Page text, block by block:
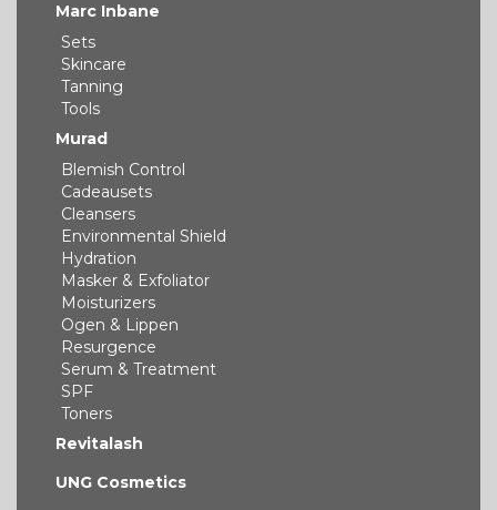
Marc Inbane
Sets
Skincare
Tanning
Tools
Murad
Blemish Control
Cadeausets
Cleansers
Environmental Shield
Hydration
Masker & Exfoliator
Moisturizers
Ogen & Lippen
Resurgence
Serum & Treatment
SPF
Toners
Revitalash
UNG Cosmetics